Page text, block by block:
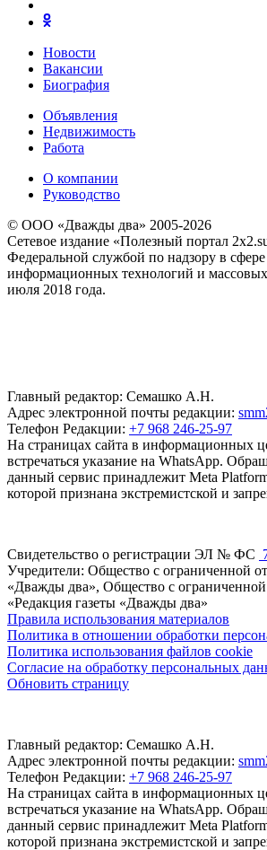
Новости
Вакансии
Биография
Объявления
Недвижимость
Работа
О компании
Руководство
© ООО «Дважды два» 2005-2026
Сетевое издание «Полезный портал
Федеральной службой по надзору в сфере
информационных технологий и
июля 2018 года.
Главный редактор: Семашко А.Н.
Адрес электронной почты редакции:
Телефон Редакции: +7 968 246-25-97
На страницах сайта в информационных
встречаться указание на WhatsApp.
данный сервис принадлежит Meta
которой признана экстремистской и
Свидетельство о регистрации ЭЛ № ФС
Учредители: Общество с ограниченной
«Дважды два», Общество с ограниченной
«Редакция газеты «Дважды два»
Правила использования материалов
Политика в отношении обработки
Политика использования файлов cookie
Согласие на обработку персональных
Обновить страницу
Главный редактор: Семашко А.Н.
Адрес электронной почты редакции:
Телефон Редакции: +7 968 246-25-97
На страницах сайта в информационных
встречаться указание на WhatsApp.
данный сервис принадлежит Meta
которой признана экстремистской и